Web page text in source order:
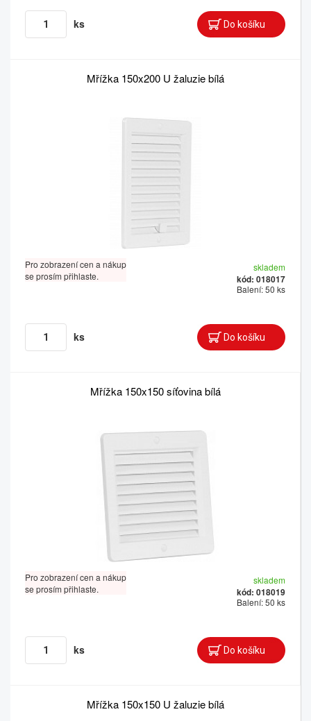
ks
Mřížka 150x200 U žaluzie bílá
Pro zobrazení cen a nákup
se prosím přihlaste.
skladem
kód: 018017
Balení: 50 ks
ks
Mřížka 150x150 síťovina bílá
Pro zobrazení cen a nákup
se prosím přihlaste.
skladem
kód: 018019
Balení: 50 ks
ks
Mřížka 150x150 U žaluzie bílá